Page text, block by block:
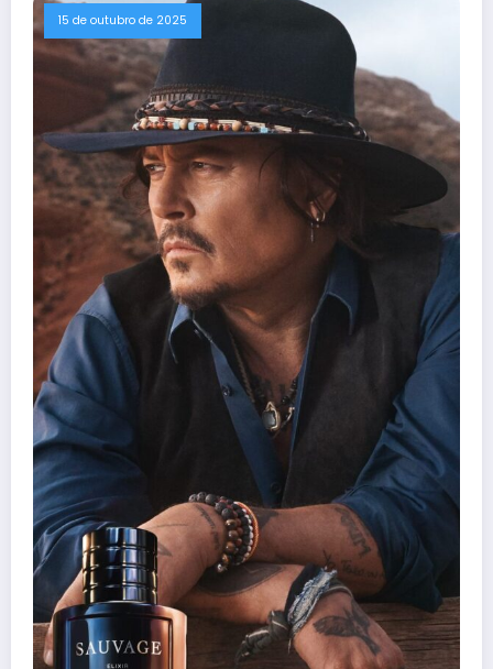
15 de outubro de 2025